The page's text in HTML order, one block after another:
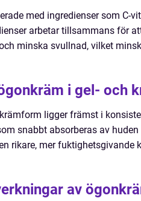
med ingredienser som C-
arbetar tillsammans för
minska svullnad, vilket
i gel- och
ligger främst i
snabbt absorberas av
rikare, mer fuktighetsgivande
av